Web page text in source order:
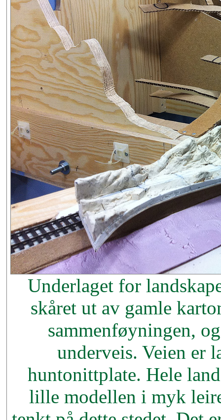
Underlaget for
skåret ut av gamle
sammenføyningen,
underveis. Veien er
huntonittplate. Hele
lille modellen i myk